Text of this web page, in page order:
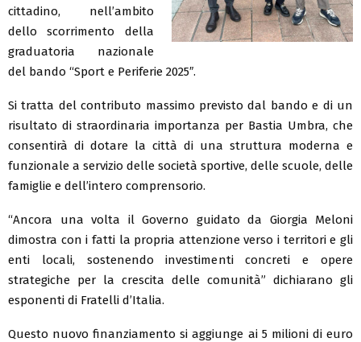
cittadino, nell’ambito
dello scorrimento della
graduatoria nazionale
del bando “Sport e Periferie 2025″.
Si tratta del contributo massimo previsto dal bando e di un
risultato di straordinaria importanza per Bastia Umbra, che
consentirà di dotare la città di una struttura moderna e
funzionale a servizio delle società sportive, delle scuole, delle
famiglie e dell’intero comprensorio.
“Ancora una volta il Governo guidato da Giorgia Meloni
dimostra con i fatti la propria attenzione verso i territori e gli
enti locali, sostenendo investimenti concreti e opere
strategiche per la crescita delle comunità” dichiarano gli
esponenti di Fratelli d’Italia.
Questo nuovo finanziamento si aggiunge ai 5 milioni di euro